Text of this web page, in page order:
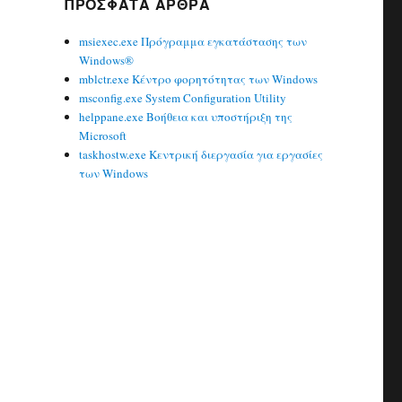
msiexec.exe Πρόγραμμα εγκατάστασης των
Windows®
mblctr.exe Κέντρο φορητότητας των Windows
msconfig.exe System Configuration Utility
helppane.exe Βοήθεια και υποστήριξη της
Microsoft
taskhostw.exe Κεντρική διεργασία για εργασίες
των Windows